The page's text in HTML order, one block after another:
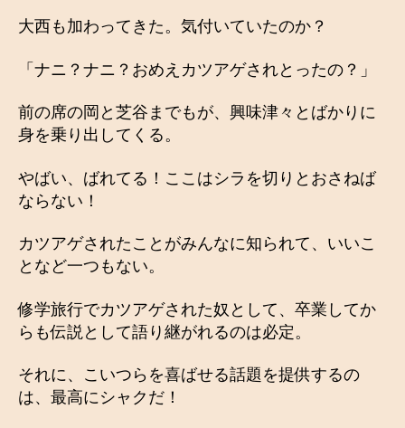
大西も加わってきた。気付いていたのか？
「ナニ？ナニ？おめえカツアゲされとったの？」
前の席の岡と芝谷までもが、興味津々とばかりに
身を乗り出してくる。
やばい、ばれてる！ここはシラを切りとおさねば
ならない！
カツアゲされたことがみんなに知られて、いいこ
となど一つもない。
修学旅行でカツアゲされた奴として、卒業してか
らも伝説として語り継がれるのは必定。
それに、こいつらを喜ばせる話題を提供するの
は、最高にシャクだ！